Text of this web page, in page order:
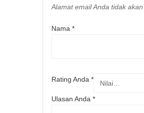
Alamat email Anda tidak akan
Nama *
Rating Anda *
Ulasan Anda *